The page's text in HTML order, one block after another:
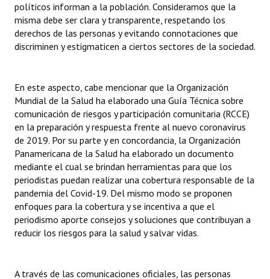
Premio al Mérito - Registro
Audiencias Públicas - Registro
Periodistas Decanos - Registro
Ciudadano Ilustre - Registro
Banca del Vecino - Registro
Huéspedes de Honor - Registro
Antiguos Pobladores - Registro
Reconocimientos - Registro
Bariloche, Municipio intercultural
políticos informan a la población. Consideramos que la
misma debe ser clara y transparente, respetando los
derechos de las personas y evitando connotaciones que
discriminen y estigmaticen a ciertos sectores de la sociedad.
En este aspecto, cabe mencionar que la Organización
Mundial de la Salud ha elaborado una Guía Técnica sobre
comunicación de riesgos y participación comunitaria (RCCE)
en la preparación y respuesta frente al nuevo coronavirus
de 2019. Por su parte y en concordancia, la Organización
Panamericana de la Salud ha elaborado un documento
mediante el cual se brindan herramientas para que los
periodistas puedan realizar una cobertura responsable de la
pandemia del Covid-19. Del mismo modo se proponen
enfoques para la cobertura y se incentiva a que el
periodismo aporte consejos y soluciones que contribuyan a
reducir los riesgos para la salud y salvar vidas.
A través de las comunicaciones oficiales, las personas